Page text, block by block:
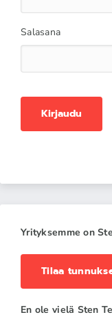
Salasana
Kirjaudu
Yrityksemme on
Tilaa
En ole vielä Sten